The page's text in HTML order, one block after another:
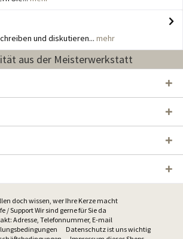
und diskutieren... mehr
aus der Meisterwerkstatt
doch wissen, wer Ihre Kerze macht
/ Support Wir sind gerne für Sie da
Adresse, Telefonnummer, E-mail
Datenschutz ist uns wichtig